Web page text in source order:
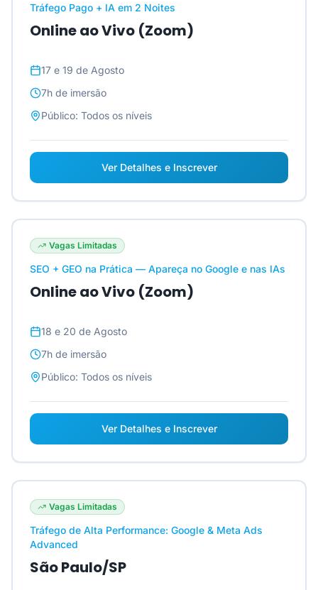
Tráfego Pago + IA em 2 Noites
Online ao Vivo (Zoom)
17 e 19 de Agosto
7h de imersão
Público: Todos os níveis
Ver Detalhes e Inscrever
Vagas Limitadas
SEO + GEO na Prática — Apareça no Google e nas IAs
Online ao Vivo (Zoom)
18 e 20 de Agosto
7h de imersão
Público: Todos os níveis
Ver Detalhes e Inscrever
Vagas Limitadas
Tráfego de Alta Performance: Google & Meta Ads
Advanced
São Paulo/SP